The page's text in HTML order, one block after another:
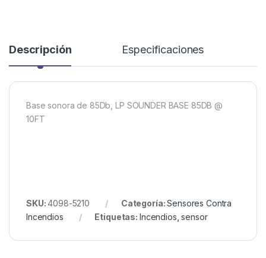
Descripción Especificaciones
Base sonora de 85Db, LP SOUNDER BASE 85DB @
10FT
SKU:4098-5210 Categoría:Sensores Contra
Incendios
Etiquetas: Incendios,sensor